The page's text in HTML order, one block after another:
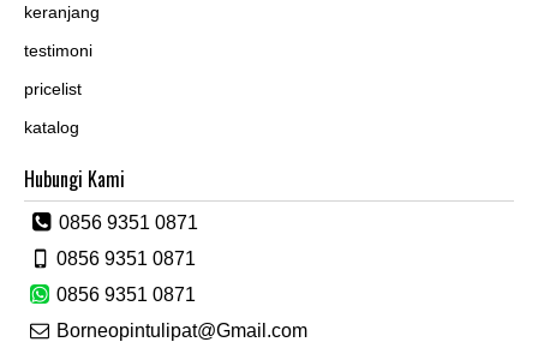
keranjang
testimoni
pricelist
katalog
Hubungi Kami
0856 9351 0871
0856 9351 0871
0856 9351 0871
Borneopintulipat@Gmail.com